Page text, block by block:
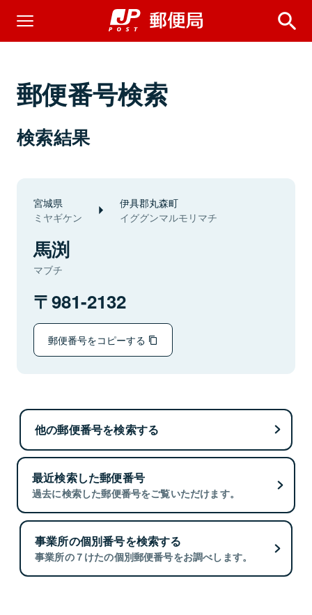
郵便番号検索
検索結果
宮城県
ミヤギケン
伊具郡丸森町
イググンマルモリマチ
馬渕
マブチ
981-2132
郵便番号をコピーする
他の郵便番号を検索する
最近検索した郵便番号
過去に検索した郵便番号をご覧いただけます。
事業所の個別番号を検索する
事業所の７けたの個別郵便番号をお調べします。